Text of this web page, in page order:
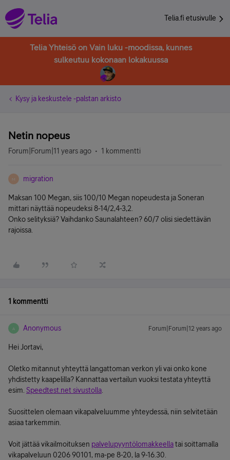
Telia.fi etusivulle
Telia Yhteisö on Vain luku -moodissa, kunnes
sulkeutuu kokonaan lokakuussa
Kysy ja keskustele -palstan arkisto
Netin nopeus
Forum|Forum|11 years ago 1 kommentti
M migration
Maksan 100 Megan, siis 100/10 Megan nopeudesta ja Soneran
mittari näyttää nopeudeksi 8-14/2,4-3,2.
Onko selityksiä? Vaihdanko Saunalahteen? 60/7 olisi siedettävän
rajoissa.
1 kommentti
A Anonymous Forum|Forum|12 years ago
Hei Jortavi,
Oletko mitannut yhteyttä langattoman verkon yli vai onko kone
yhdistetty kaapelilla? Kannattaa vertailun vuoksi testata yhteyttä
esim. Speedtest.net sivustolla
Suosittelen olemaan vikapalveluumme yhteydessä, niin selvitetään
asiaa tarkemmin.
Voit jättää vikailmoituksen palvelupyyntölomakkeellatai soittamalla
vikapalveluun 0206 90101, ma-pe 8-20, la 9-16.30.